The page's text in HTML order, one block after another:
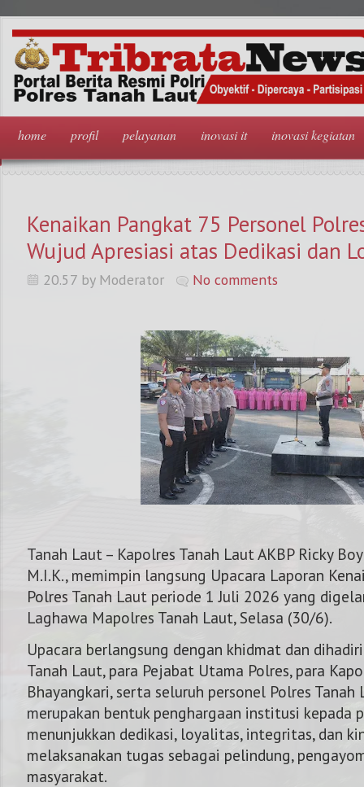
home profil pelayanan inovasi it inovasi kegiatan
Kenaikan Pangkat 75 Personel
Wujud Apresiasi atas Dedikasi dan
20.57 by Moderator No comments
Tanah Laut – Kapolres Tanah Laut AKBP Ricky
M.I.K., memimpin langsung Upacara Laporan
Polres Tanah Laut periode 1 Juli 2026 yang
Laghawa Mapolres Tanah Laut, Selasa (30/6).
Upacara berlangsung dengan khidmat dan
Tanah Laut, para Pejabat Utama Polres, para
Bhayangkari, serta seluruh personel Polres
merupakan bentuk penghargaan institusi kepada
menunjukkan dedikasi, loyalitas, integritas, dan
melaksanakan tugas sebagai pelindung,
masyarakat.
NOMOR KAPOLRES :